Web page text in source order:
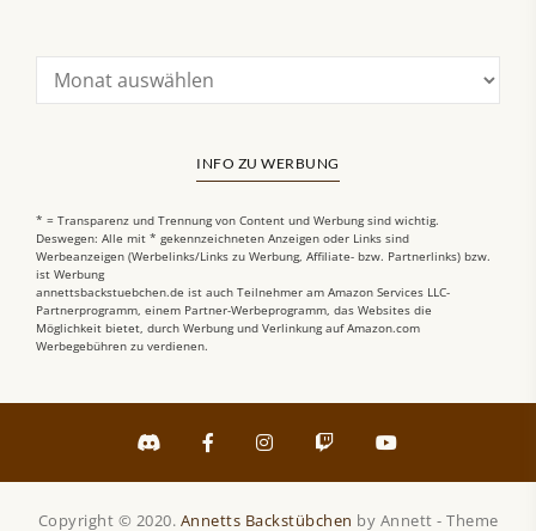
INFO ZU WERBUNG
* = Transparenz und Trennung von Content und Werbung sind wichtig.
Deswegen: Alle mit * gekennzeichneten Anzeigen oder Links sind
Werbeanzeigen (Werbelinks/Links zu Werbung, Affiliate- bzw. Partnerlinks) bzw.
ist Werbung
annettsbackstuebchen.de ist auch Teilnehmer am Amazon Services LLC-
Partnerprogramm, einem Partner-Werbeprogramm, das Websites die
Möglichkeit bietet, durch Werbung und Verlinkung auf Amazon.com
Werbegebühren zu verdienen.
Copyright © 2020. Annetts Backstübchen by Annett - Theme